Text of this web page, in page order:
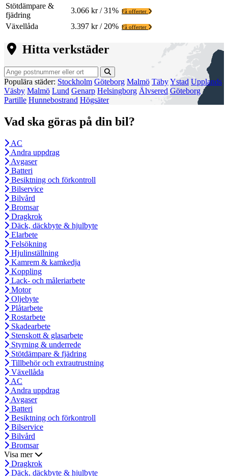
Stötdämpare &
fjädring
3.066 kr / 31% Få offerter
Växellåda 3.397 kr / 20% Få offerter
Hitta verkstäder
Populära städer: Stockholm Göteborg Malmö TäbyYstad Upplands
Väsby Malmö Lund Genarp Helsingborg Älvsered Göteborg
Partille Hunnebostrand Högsäter
Vad ska göras på din bil?
AC
Andra uppdrag
Avgaser
Batteri
Besiktning och förkontroll
Bilservice
Bilvård
Bromsar
Dragkrok
Däck, däckbyte & hjulbyte
Elarbete
Felsökning
Hjulinställning
Kamrem & kamkedja
Koppling
Lack- och måleriarbete
Motor
Oljebyte
Plåtarbete
Rostarbete
Skadearbete
Stenskott & glasarbete
Styrning & underrede
Stötdämpare & fjädring
Tillbehör och extrautrustning
Växellåda
AC
Andra uppdrag
Avgaser
Batteri
Besiktning och förkontroll
Bilservice
Bilvård
Bromsar
Visa mer
Dragkrok
Däck, däckbyte & hjulbyte